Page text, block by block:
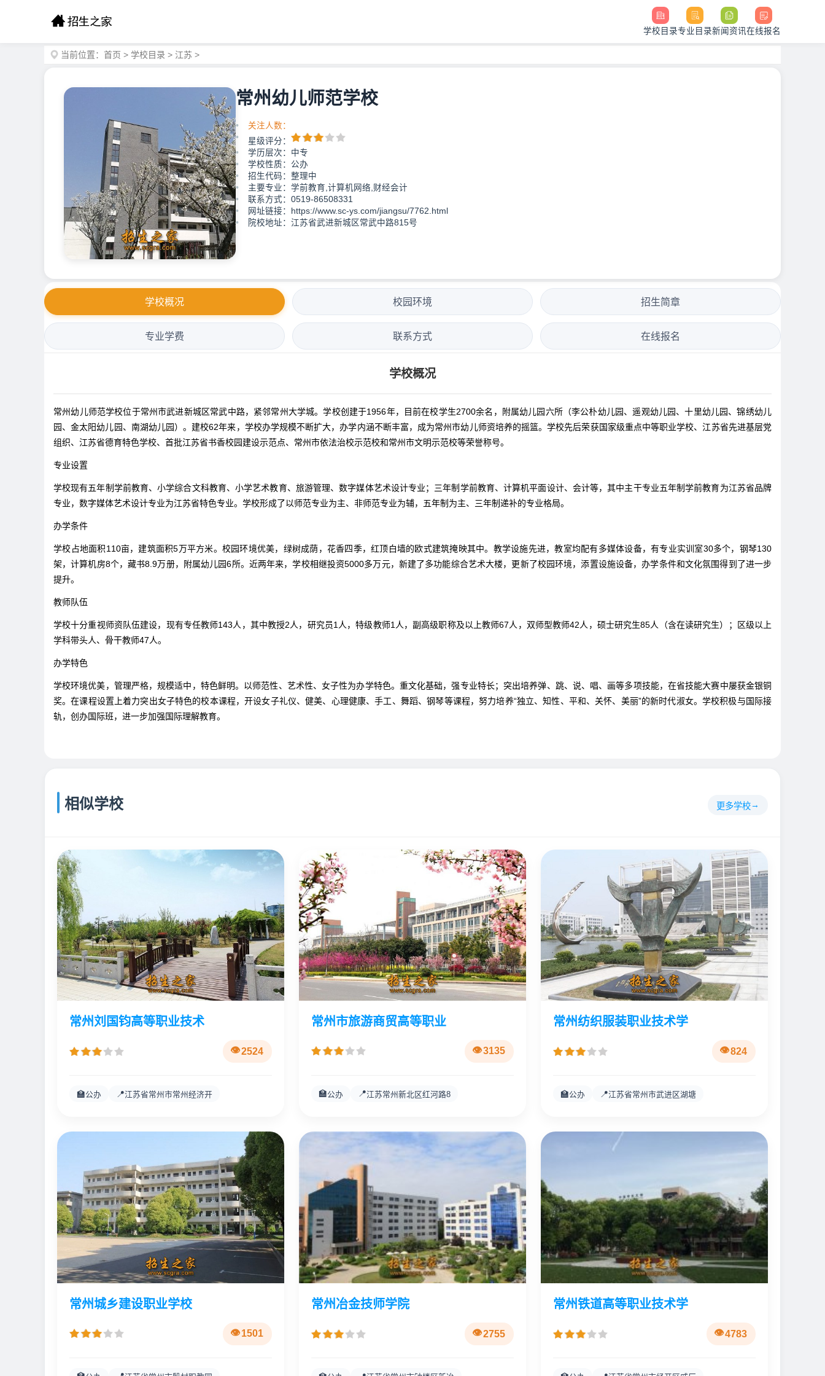
学校目录专业目录新闻资讯在线报名
当前位置： 首页 > 学校目录 > 江苏 >
常州幼儿师范学校
关注人数：
星级评分：
学历层次：中专
学校性质：公办
招生代码：整理中
主要专业：学前教育,计算机网络,财经会计
联系方式：0519-86508331
网址链接：https://www.sc-ys.com/jiangsu/7762.html
院校地址：江苏省武进新城区常武中路815号
学校概况 校园环境 招生简章
专业学费 联系方式 在线报名
学校概况
常州幼儿师范学校位于常州市武进新城区常武中路，紧邻常州大学城。学校创建于1956年，目前在校学生2700余名，附属幼儿园六所（李公朴幼儿园、遥观幼儿园、十里幼儿园、锦绣幼儿
园、金太阳幼儿园、南湖幼儿园）。建校62年来，学校办学规模不断扩大，办学内涵不断丰富，成为常州市幼儿师资培养的摇篮。学校先后荣获国家级重点中等职业学校、江苏省先进基层党
组织、江苏省德育特色学校、首批江苏省书香校园建设示范点、常州市依法治校示范校和常州市文明示范校等荣誉称号。
专业设置
学校现有五年制学前教育、小学综合文科教育、小学艺术教育、旅游管理、数字媒体艺术设计专业；三年制学前教育、计算机平面设计、会计等，其中主干专业五年制学前教育为江苏省品牌
专业，数字媒体艺术设计专业为江苏省特色专业。学校形成了以师范专业为主、非师范专业为辅，五年制为主、三年制递补的专业格局。
办学条件
学校占地面积110亩，建筑面积5万平方米。校园环境优美，绿树成荫，花香四季，红顶白墙的欧式建筑掩映其中。教学设施先进，教室均配有多媒体设备，有专业实训室30多个，钢琴130
架，计算机房8个，藏书8.9万册，附属幼儿园6所。近两年来，学校相继投资5000多万元，新建了多功能综合艺术大楼，更新了校园环境，添置设施设备，办学条件和文化氛围得到了进一步
提升。
教师队伍
学校十分重视师资队伍建设，现有专任教师143人，其中教授2人，研究员1人，特级教师1人，副高级职称及以上教师67人，双师型教师42人，硕士研究生85人（含在读研究生）；区级以上
学科带头人、骨干教师47人。
办学特色
学校环境优美，管理严格，规模适中，特色鲜明。以师范性、艺术性、女子性为办学特色。重文化基础，强专业特长；突出培养弹、跳、说、唱、画等多项技能，在省技能大赛中屡获金银铜
奖。在课程设置上着力突出女子特色的校本课程，开设女子礼仪、健美、心理健康、手工、舞蹈、钢琴等课程，努力培养“独立、知性、平和、关怀、美丽”的新时代淑女。学校积极与国际接
轨，创办国际班，进一步加强国际理解教育。
相似学校 更多学校
常州刘国钧高等职业技术
2524
🏫公办 📍江苏省常州市常州经济开
常州市旅游商贸高等职业
3135
🏫公办 📍江苏常州新北区红河路8
常州纺织服装职业技术学
824
🏫公办 📍江苏省常州市武进区湖塘
常州城乡建设职业学校
1501
常州冶金技师学院
2755
常州铁道高等职业技术学
4783